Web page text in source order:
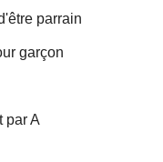
parrain
garçon
par A